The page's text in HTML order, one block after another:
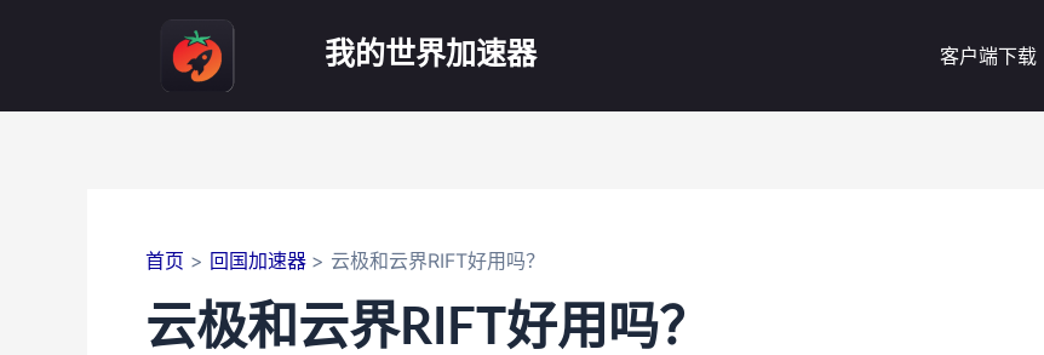
我的世界加速器 客户端下载
首页 回国加速器 云极和云界RIFT好用吗？
云极和云界RIFT好用吗？